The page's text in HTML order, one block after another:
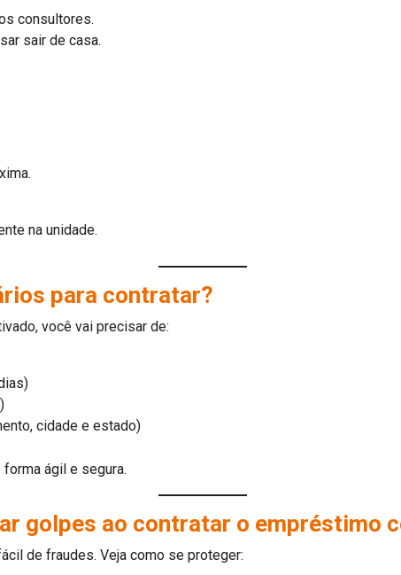
consultores.
sair de casa.
na unidade.
para contratar?
você vai precisar de:
cidade e estado)
ágil e segura.
golpes ao contratar o empréstimo
de fraudes. Veja como se proteger: